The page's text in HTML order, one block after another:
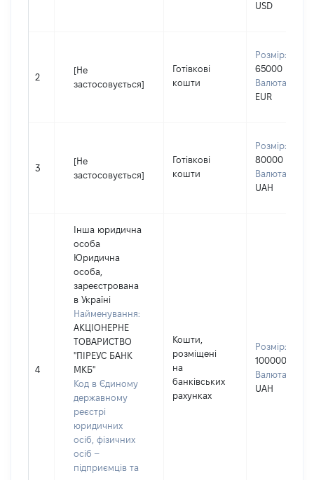
USD
2
[Не
застосовується]
Готівкові
кошти
Розмір:
65000
Валюта:
EUR
3
[Не
застосовується]
Готівкові
кошти
Розмір:
80000
Валюта:
UAH
4
Інша юридична
особа
Юридична
особа,
зареєстрована
в Україні
Найменування:
АКЦІОНЕРНЕ
ТОВАРИСТВО
"ПІРЕУС БАНК
МКБ"
Код в Єдиному
державному
реєстрі
юридичних
осіб, фізичних
осіб –
підприємців та
Кошти,
розміщені
на
банківських
рахунках
Розмір:
100000
Валюта:
UAH